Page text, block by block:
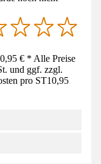
€ * Alle Preise
und ggf. zzgl.
pro ST10,95